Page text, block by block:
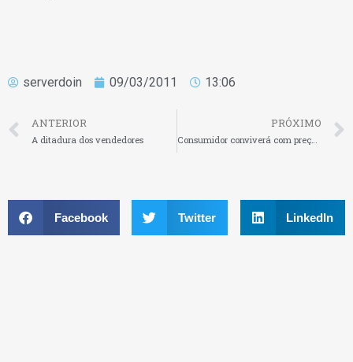
serverdoin 09/03/2011 13:06
ANTERIOR
A ditadura dos vendedores
PRÓXIMO
Consumidor conviverá com preços mais elevados no pós-Carnaval, diz FGV
Facebook Twitter LinkedIn